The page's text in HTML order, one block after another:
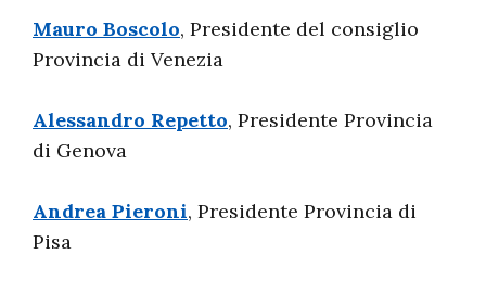
Mauro Boscolo, Presidente del consiglio
Provincia di Venezia
Alessandro Repetto, Presidente Provincia
di Genova
Andrea Pieroni, Presidente Provincia di
Pisa